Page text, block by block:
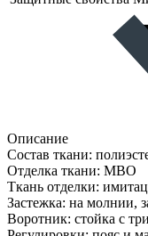
Описание
Состав ткани:
Отделка ткани: МВО
Ткань отделки:
Застежка: на молнии,
Воротник: стойка с